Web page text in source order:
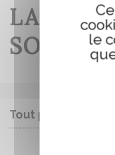
LA
SORCIER
Tout public
le